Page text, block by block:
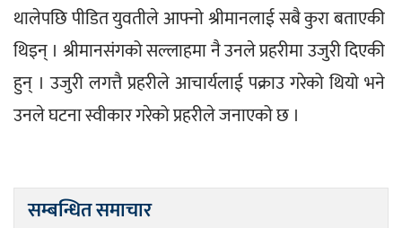
थालेपछि पीडित युवतीले आफ्नो श्रीमानलाई सबै कुरा बताएकी
थिइन् । श्रीमानसंगको सल्लाहमा नै उनले प्रहरीमा उजुरी दिएकी
हुन् । उजुरी लगत्तै प्रहरीले आचार्यलाई पक्राउ गरेको थियो भने
उनले घटना स्वीकार गरेको प्रहरीले जनाएको छ ।
सम्बन्धित समाचार